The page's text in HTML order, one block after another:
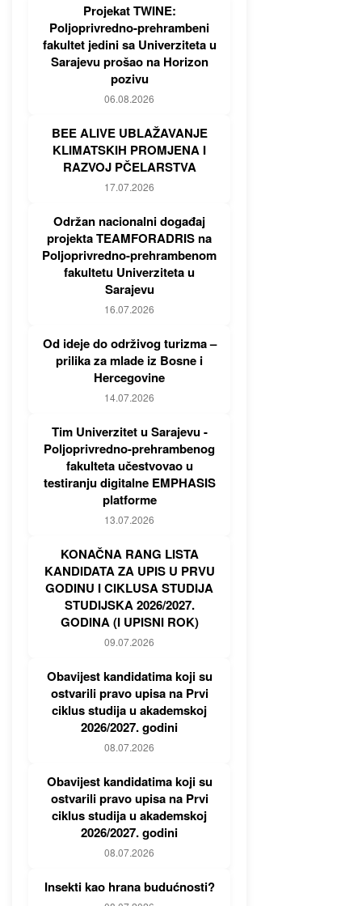
Projekat TWINE:
Poljoprivredno-prehrambeni
fakultet jedini sa Univerziteta u
Sarajevu prošao na Horizon
pozivu
06.08.2026
BEE ALIVE UBLAŽAVANJE
KLIMATSKIH PROMJENA I
RAZVOJ PČELARSTVA
17.07.2026
Održan nacionalni događaj
projekta TEAMFORADRIS na
Poljoprivredno-prehrambenom
fakultetu Univerziteta u
Sarajevu
16.07.2026
Od ideje do održivog turizma –
prilika za mlade iz Bosne i
Hercegovine
14.07.2026
Tim Univerzitet u Sarajevu -
Poljoprivredno-prehrambenog
fakulteta učestvovao u
testiranju digitalne EMPHASIS
platforme
13.07.2026
KONAČNA RANG LISTA
KANDIDATA ZA UPIS U PRVU
GODINU I CIKLUSA STUDIJA
STUDIJSKA 2026/2027.
GODINA (I UPISNI ROK)
09.07.2026
Obavijest kandidatima koji su
ostvarili pravo upisa na Prvi
ciklus studija u akademskoj
2026/2027. godini
08.07.2026
Obavijest kandidatima koji su
ostvarili pravo upisa na Prvi
ciklus studija u akademskoj
2026/2027. godini
08.07.2026
Insekti kao hrana budućnosti?